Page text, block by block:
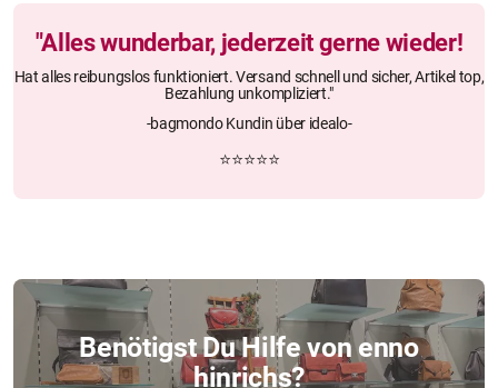
"Alles wunderbar, jederzeit gerne wieder!
Hat alles reibungslos funktioniert. Versand schnell und sicher, Artikel top,
Bezahlung unkompliziert."
-bagmondo Kundin über idealo-
⭐⭐⭐⭐⭐
Benötigst Du Hilfe von enno
hinrichs?